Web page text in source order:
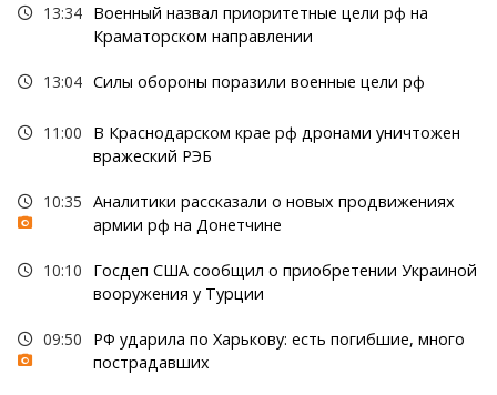
13:34 Военный назвал приоритетные цели рф на
Краматорском направлении
13:04 Силы обороны поразили военные цели рф
11:00
В Краснодарском крае рф дронами уничтожен
вражеский РЭБ
10:35 Аналитики рассказали о новых продвижениях
армии рф на Донетчине
10:10
Госдеп США сообщил о приобретении Украиной
вооружения у Турции
09:50
РФ ударила по Харькову: есть погибшие, много
пострадавших